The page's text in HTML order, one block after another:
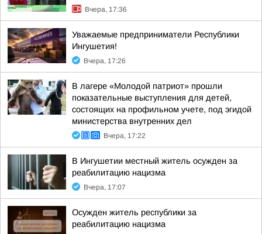
Вчера, 17:36
Уважаемые предприниматели Республики
Ингушетия!
Вчера, 17:26
В лагере «Молодой патриот» прошли
показательные выступления для детей,
состоящих на профильном учете, под эгидой
министерства внутренних дел
Вчера, 17:22
В Ингушетии местный житель осужден за
реабилитацию нацизма
Вчера, 17:07
Осужден житель республики за
реабилитацию нацизма